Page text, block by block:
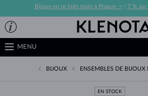
Bijoux en or faits main à Prague -> 7 % sur
MENU
BIJOUX ENSEMBLES DE BIJOUX
EN STOCK